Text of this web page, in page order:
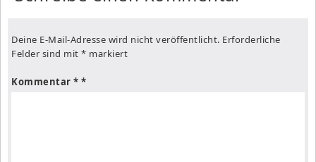
Deine E-Mail-Adresse wird nicht veröffentlicht. Erforderliche
Felder sind mit * markiert
Kommentar *